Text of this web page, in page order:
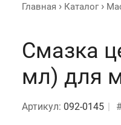
Главная Каталог
Смазка
мл) для
Артикул: 092-0145